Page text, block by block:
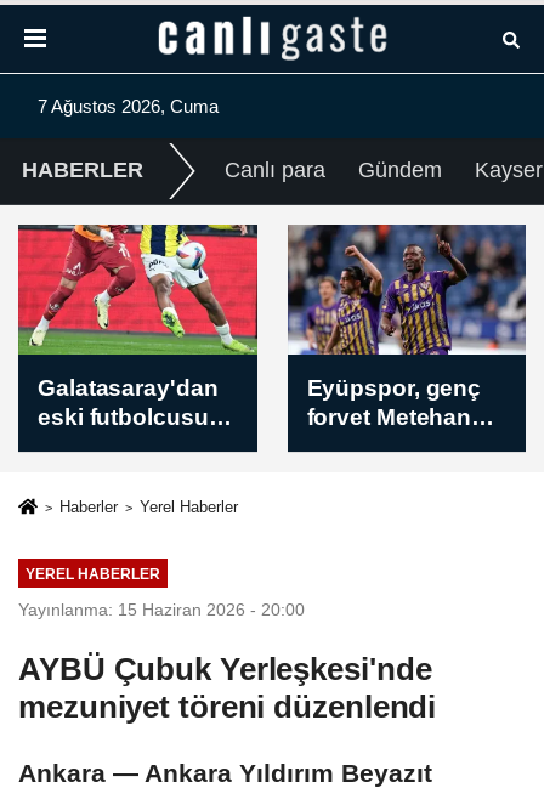
7 Ağustos 2026, Cuma
HABERLER Canlı para Gündem
Eyüpspor, genç
forvet Metehan
Altunbaş'a veda
Türkiye Karting
Şampiyonası'nın
dördüncü ayağı,
Haberler Yerel Haberler
YEREL HABERLER
Yayınlanma: 15 Haziran 2026 - 20:00
AYBÜ Çubuk Yerleşkesi'nde
mezuniyet töreni düzenlendi
Ankara — Ankara Yıldırım Beyazıt